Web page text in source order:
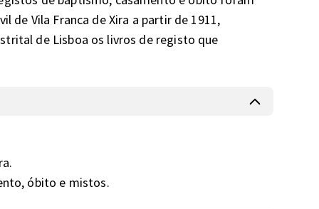
de Vila Franca de Xira a partir de 1911,
de Lisboa os livros de registo que
óbito e mistos.